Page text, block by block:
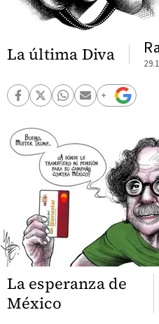
La última Diva
La esperanza de
México